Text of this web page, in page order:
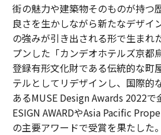
街の魅力や建築物そのものが持つ
良さを生かしながら新たなデザイン
の強みが引き出される形で生まれ
プンした「カンデオホテルズ京都
登録有形文化財である伝統的な町
テルとしてリデザインし、国際的
あるMUSE Design Awards 2022
ESIGN AWARDやAsia Pacific
の主要アワードで受賞を果たした。